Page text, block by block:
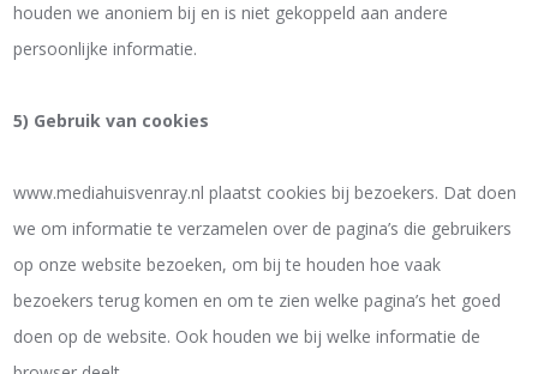
houden we anoniem bij en is niet gekoppeld aan andere
persoonlijke informatie.
5) Gebruik van cookies
www.mediahuisvenray.nl plaatst cookies bij bezoekers. Dat doen
we om informatie te verzamelen over de pagina’s die gebruikers
op onze website bezoeken, om bij te houden hoe vaak
bezoekers terug komen en om te zien welke pagina’s het goed
doen op de website. Ook houden we bij welke informatie de